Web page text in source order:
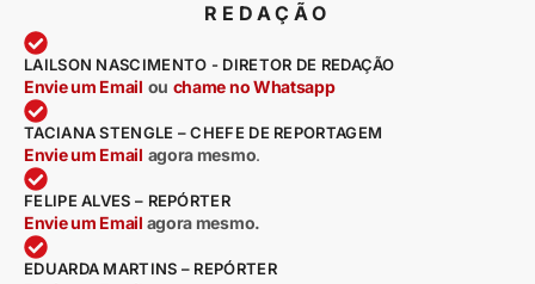
REDAÇÃO
LAILSON NASCIMENTO - DIRETOR DE REDAÇÃO
Envie um Email ou chame no Whatsapp
TACIANA STENGLE – CHEFE DE REPORTAGEM
Envie um Email agora mesmo.
FELIPE ALVES – REPÓRTER
Envie um Email agora mesmo.
EDUARDA MARTINS – REPÓRTER